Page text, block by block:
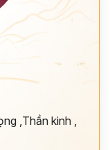
,Thần kinh ,